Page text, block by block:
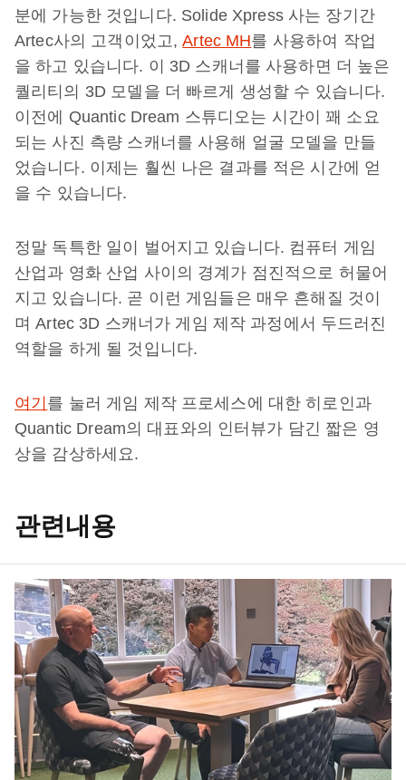
분에 가능한 것입니다. Solide Xpress 사는 장기간
Artec사의 고객이었고,Artec MH를 사용하여 작업
을 하고 있습니다. 이 3D 스캐너를 사용하면 더 높은
퀄리티의 3D 모델을 더 빠르게 생성할 수 있습니다.
이전에 Quantic Dream 스튜디오는 시간이 꽤 소요
되는 사진 측량 스캐너를 사용해 얼굴 모델을 만들
었습니다. 이제는 훨씬 나은 결과를 적은 시간에 얻
을 수 있습니다.
정말 독특한 일이 벌어지고 있습니다. 컴퓨터 게임
산업과 영화 산업 사이의 경계가 점진적으로 허물어
지고 있습니다. 곧 이런 게임들은 매우 흔해질 것이
며 Artec 3D 스캐너가 게임 제작 과정에서 두드러진
역할을 하게 될 것입니다.
여기 를 눌러 게임 제작 프로세스에 대한 히로인과
Quantic Dream의 대표와의 인터뷰가 담긴 짧은 영
상을 감상하세요.
관련내용